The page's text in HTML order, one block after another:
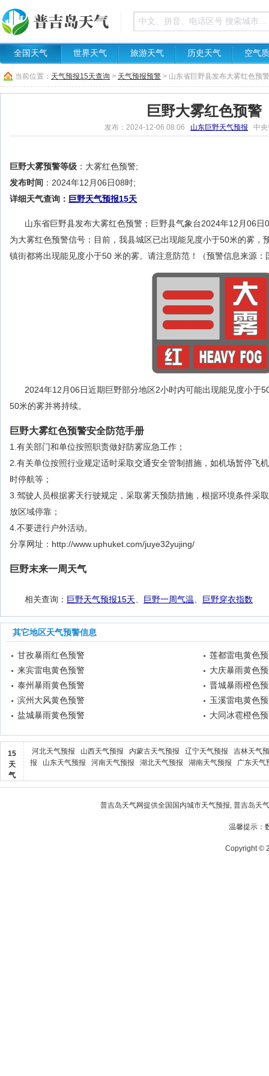
全国天气 世界天气 旅游天气 历史天气 空气
当前位置： 天气预报15天查询 > 天气预报预警 > 山东省巨野县发布大雾红色预警
巨野大雾红色预警
发布：2024-12-06 08:06 山东巨野天气预报 中央
巨野大雾预警等级 ：大雾红色预警;
发布时间 ：2024年12月06日08时;
详细天气查询： 巨野天气预报15天
山东省巨野县发布大雾红色预警；巨野县气象台2024年12月06
为大雾红色预警信号：目前，我县城区已出现能见度小于50米的雾，
镇街都将出现能见度小于50 米的雾。请注意防范！（预警信息来源：
2024年12月06日近期巨野部分地区2小时内可能出现能见度小于
50米的雾并将持续。
巨野大雾红色预警安全防范手册
1.有关部门和单位按照职责做好防雾应急工作；
2.有关单位按照行业规定适时采取交通安全管制措施，如机场暂停飞
时停航等；
3.驾驶人员根据雾天行驶规定，采取雾天预防措施，根据环境条件采
放区域停靠；
4.不要进行户外活动。
分享网址：http://www.uphuket.com/juye32yujing/
巨野末来一周天气
相关查询： 巨野天气预报15天 巨野一周气温 巨野穿衣指数
其它地区天气预警信息
甘孜暴雨红色预警
莲都雷电黄色
来宾雷电黄色预警
大庆暴雨黄色
泰州暴雨黄色预警
晋城暴雨橙色
滨州大风黄色预警
玉溪雷电黄色
盐城暴雨黄色预警
大同冰雹橙色
15
天
气
河北天气预报 山西天气预报 内蒙古天气预报 辽宁天气预报
吉林天气
报
山东天气预报 河南天气预报 湖北天气预报 湖南天气预报 广东天气
普吉岛天气网提供全国国内城市天气预报, 普吉岛天
温馨提示：
Copyright ©